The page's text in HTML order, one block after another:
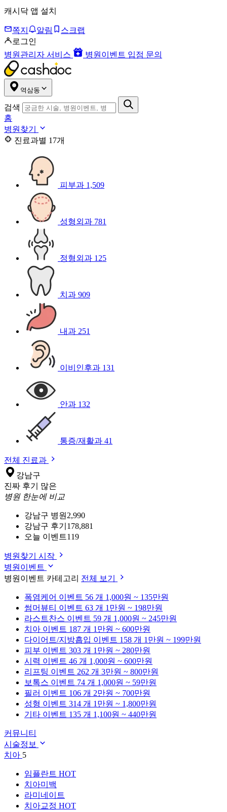
캐시닥 앱 설치
쪽지 알림
스크랩
로그인
병원관리자 서비스
병원이벤트 입점 문의
역삼동
검색
홈
병원찾기
진료과별 17개
피부과 1,509
성형외과 781
정형외과 125
치과 909
내과 251
이비인후과 131
안과 132
통증/재활과 41
전체 진료과
강남구
진짜 후기 많은
병원 한눈에 비교
강남구 병원 2,990
강남구 후기 178,881
오늘 이벤트119
병원찾기 시작
병원이벤트
병원이벤트 카테고리 전체 보기
폭염케어 이벤트 56 개 1,000원 ~ 135만원
썸머뷰티 이벤트 63 개 1만원 ~ 198만원
라스트찬스 이벤트 59 개 1,000원 ~ 245만원
치아 이벤트 187 개 1만원 ~ 600만원
다이어트/지방흡입 이벤트 158 개 1만원 ~ 199만원
피부 이벤트 303 개 1만원 ~ 280만원
시력 이벤트 46 개 1,000원 ~ 600만원
리프팅 이벤트 262 개 3만원 ~ 800만원
보톡스 이벤트 74 개 1,000원 ~ 59만원
필러 이벤트 106 개 2만원 ~ 700만원
성형 이벤트 314 개 1만원 ~ 1,800만원
기타 이벤트 135 개 1,100원 ~ 440만원
커뮤니티
시술정보
치아 5
임플란트 HOT
치아미백
라미네이트
치아교정 HOT